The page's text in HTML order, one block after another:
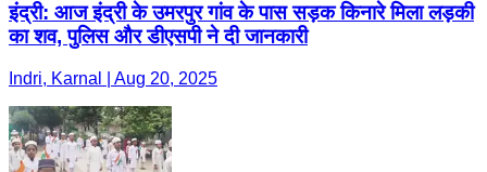
इंद्री: आज इंद्री के उमरपुर गांव के पास सड़क किनारे मिला लड़की
का शव, पुलिस और डीएसपी ने दी जानकारी
Indri, Karnal | Aug 20, 2025